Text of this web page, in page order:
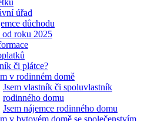
úřad
důchodu
od roku 2025
či plátce?
v rodinném domě
Jsem vlastník či spoluvlastník
rodinného domu
Jsem nájemce rodinného domu
v bytovém domě se společenstvím